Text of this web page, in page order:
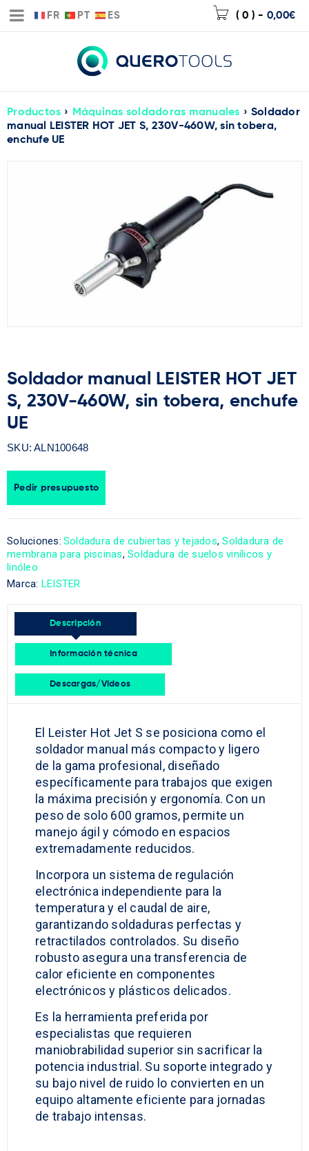
FR PT ES ( 0 ) - 0,00€
Productos › Máquinas soldadoras manuales › Soldador
manual LEISTER HOT JET S, 230V-460W, sin tobera,
enchufe UE
Soldador manual LEISTER HOT JET
S, 230V-460W, sin tobera, enchufe
UE
SKU: ALN100648
Pedir presupuesto
Soluciones: Soldadura de cubiertas y tejados,Soldadura de
membrana para piscinas, Soldadura de suelos vinílicos y
linóleo
Marca: LEISTER
Descripción
Información técnica
Descargas/Vídeos
El Leister Hot Jet S se posiciona como el
soldador manual más compacto y ligero
de la gama profesional, diseñado
específicamente para trabajos que exigen
la máxima precisión y ergonomía. Con un
peso de solo 600 gramos, permite un
manejo ágil y cómodo en espacios
extremadamente reducidos.
Incorpora un sistema de regulación
electrónica independiente para la
temperatura y el caudal de aire,
garantizando soldaduras perfectas y
retractilados controlados. Su diseño
robusto asegura una transferencia de
calor eficiente en componentes
electrónicos y plásticos delicados.
Es la herramienta preferida por
especialistas que requieren
maniobrabilidad superior sin sacrificar la
potencia industrial. Su soporte integrado y
su bajo nivel de ruido lo convierten en un
equipo altamente eficiente para jornadas
de trabajo intensas.